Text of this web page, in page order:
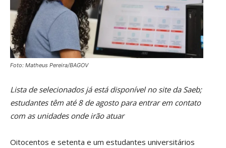
Foto: Matheus Pereira/BAGOV
Lista de selecionados já está disponível no site da Saeb;
estudantes têm até 8 de agosto para entrar em contato
com as unidades onde irão atuar
Oitocentos e setenta e um estudantes universitários